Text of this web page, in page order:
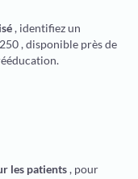
, identifiez un
, disponible près de
les patients, pour